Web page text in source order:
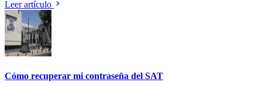
Leer artículo
Cómo recuperar mi contraseña del SAT